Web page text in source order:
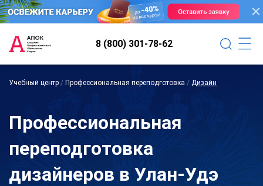
8 (800) 301-78-62
Учебный центр / Профессиональная переподготовка / Дизайн
Профессиональная
переподготовка
дизайнеров в Улан-Удэ